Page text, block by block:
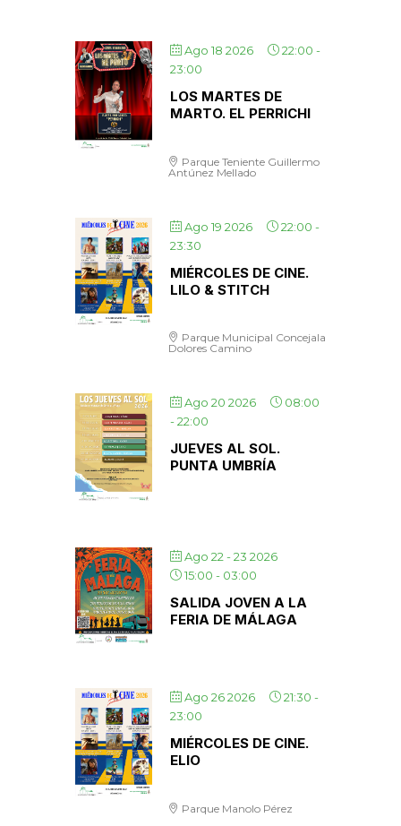
Ago 18 2026 22:00 -
23:00
LOS MARTES DE
MARTO. EL PERRICHI
Parque Teniente Guillermo
Antúnez Mellado
Ago 19 2026 22:00 -
23:30
MIÉRCOLES DE CINE.
LILO & STITCH
Parque Municipal Concejala
Dolores Camino
Ago 20 2026
08:00
-22:00
JUEVES AL SOL.
PUNTA UMBRÍA
Ago 22 - 23 2026
15:00 - 03:00
SALIDA JOVEN A LA
FERIA DE MÁLAGA
Ago 26 2026 21:30 -
23:00
MIÉRCOLES DE CINE.
ELIO
Parque Manolo Pérez